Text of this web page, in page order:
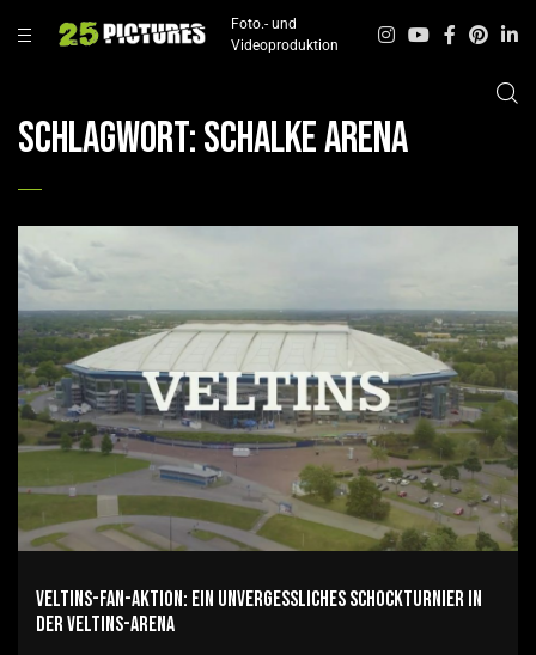
Foto.- und
Videoproduktion
Schlagwort:Schalke Arena
VELTINS-Fan-Aktion: Ein unvergessliches Schockturnier in
der VELTINS-Arena